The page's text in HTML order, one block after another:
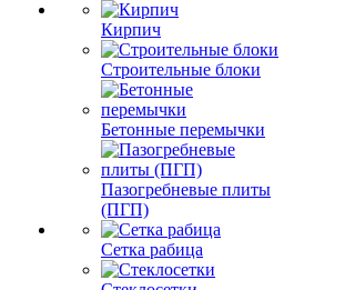
Кирпич
Строительные блоки
Бетонные перемычки
Пазогребневые плиты
(ПГП)
Сетка рабица